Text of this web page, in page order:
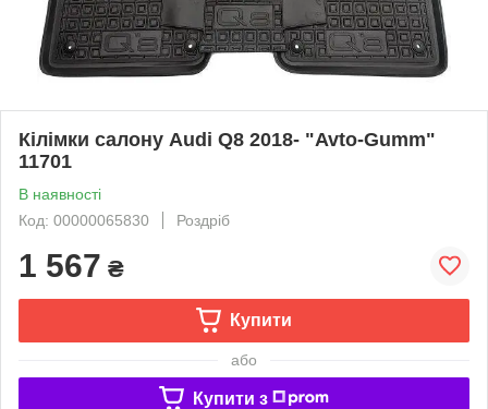
Кілімки салону Audi Q8 2018- "Avto-Gumm"
11701
В наявності
Код: 00000065830
Роздріб
1 567 ₴
Купити
або
Купити з